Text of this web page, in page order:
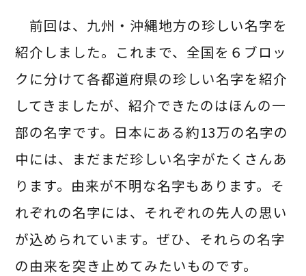
前回は、九州・沖縄地方の珍しい名字を
紹介しました。これまで、全国を６ブロッ
クに分けて各都道府県の珍しい名字を紹介
してきましたが、紹介できたのはほんの一
部の名字です。日本にある約13万の名字の
中には、まだまだ珍しい名字がたくさんあ
ります。由来が不明な名字もあります。そ
れぞれの名字には、それぞれの先人の思い
が込められています。ぜひ、それらの名字
の由来を突き止めてみたいものです。